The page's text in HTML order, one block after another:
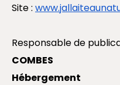
Site :
Responsable de
COMBES
Hébergement